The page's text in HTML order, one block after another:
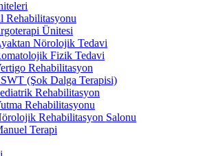
Rehabilitasyonu
Ünitesi
Nörolojik Tedavi
Fizik Tedavi
Rehabilitasyon
(Şok Dalga Terapisi)
Rehabilitasyon
Rehabilitasyonu
Rehabilitasyon Salonu
Terapi